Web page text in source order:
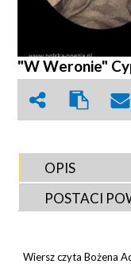
"W Weronie"
OPIS
POSTACI
Wiersz czyta Bożena